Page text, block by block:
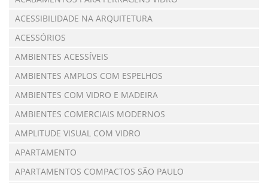
ACESSIBILIDADE NA ARQUITETURA
ACESSÓRIOS
AMBIENTES ACESSÍVEIS
AMBIENTES AMPLOS COM ESPELHOS
AMBIENTES COM VIDRO E MADEIRA
AMBIENTES COMERCIAIS MODERNOS
AMPLITUDE VISUAL COM VIDRO
APARTAMENTO
APARTAMENTOS COMPACTOS SÃO PAULO